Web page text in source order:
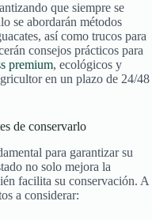
que siempre se
se abordarán métodos
así como trucos para
consejos prácticos para
premium, ecológicos y
en un plazo de 24/48
de conservarlo
para garantizar su
no solo mejora la
facilita su conservación. A
a considerar: